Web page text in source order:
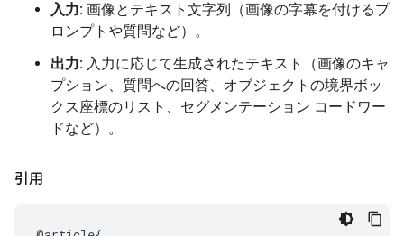
入力: 画像とテキスト文字列（画像の字幕を付けるプ
ロンプトや質問など）。
出力: 入力に応じて生成されたテキスト（画像のキャ
プション、質問への回答、オブジェクトの境界ボッ
クス座標のリスト、セグメンテーション コードワー
ドなど）。
引用